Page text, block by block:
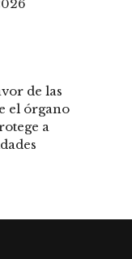
de las
el órgano
a